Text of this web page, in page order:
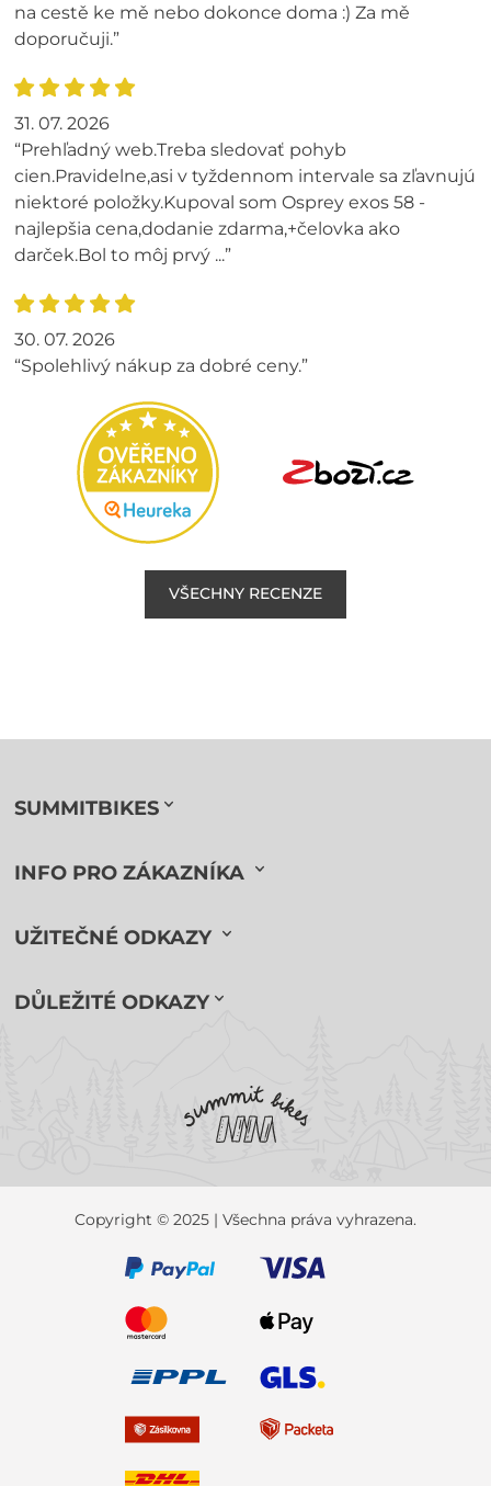
na cestě ke mě nebo dokonce doma :) Za mě
doporučuji.”
31. 07. 2026
“Prehľadný web.Treba sledovať pohyb
cien.Pravidelne,asi v tyždennom intervale sa zľavnujú
niektoré položky.Kupoval som Osprey exos 58 -
najlepšia cena,dodanie zdarma,+čelovka ako
darček.Bol to môj prvý ...”
30. 07. 2026
“Spolehlivý nákup za dobré ceny.”
VŠECHNY RECENZE
SUMMITBIKES
INFO PRO ZÁKAZNÍKA
UŽITEČNÉ ODKAZY
DŮLEŽITÉ ODKAZY
Copyright © 2025 | Všechna práva vyhrazena.